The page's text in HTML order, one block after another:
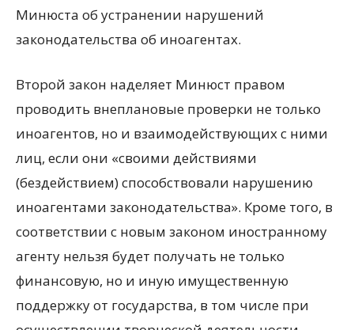
Минюста об устранении нарушений
законодательства об иноагентах.
Второй закон наделяет Минюст правом
проводить внеплановые проверки не только
иноагентов, но и взаимодействующих с ними
лиц, если они «своими действиями
(бездействием) способствовали нарушению
иноагентами законодательства». Кроме того, в
соответствии с новым законом иностранному
агенту нельзя будет получать не только
финансовую, но и иную имущественную
поддержку от государства, в том числе при